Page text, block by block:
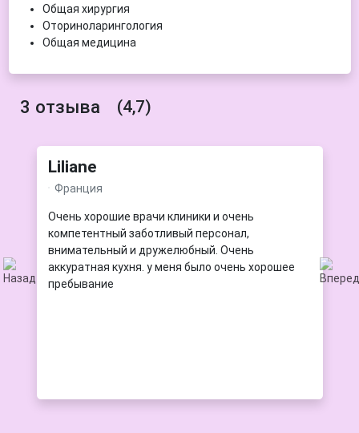
Общая хирургия
Оториноларингология
Общая медицина
3 отзыва (4,7)
Liliane
Франция
Очень хорошие врачи клиники и очень
компетентный заботливый персонал,
внимательный и дружелюбный. Очень
аккуратная кухня. у меня было очень хорошее
пребывание